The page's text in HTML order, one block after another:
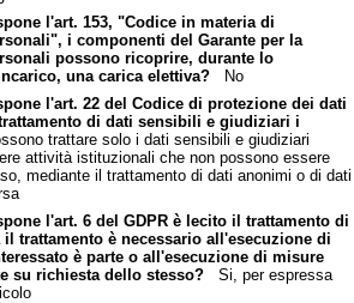
l'art. 153, "Codice in materia di
i componenti del Garante per la
possono ricoprire, durante lo
una carica elettiva?No
l'art. 22 del Codice di protezione dei dati
di dati sensibili e giudiziari i
trattare solo i dati sensibili e giudiziari
attività istituzionali che non possono essere
mediante il trattamento di dati anonimi o di dati
l'art. 6 del GDPR è lecito il trattamento di
trattamento è necessario all'esecuzione di
è parte o all'esecuzione di misure
su richiesta dello stesso?Si, per espressa